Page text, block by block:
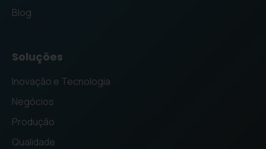
Blog
Soluções
Inovação e Tecnologia
Negócios
Produção
Qualidade